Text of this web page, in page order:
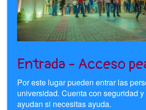
Entrada - Acceso
Por este lugar pueden entrar las
universidad. Cuenta con seguridad
ayudan si necesitas ayuda.